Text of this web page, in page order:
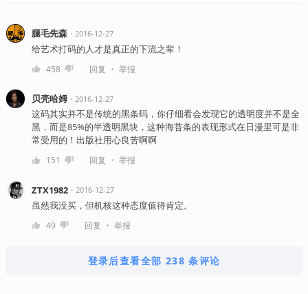
腿毛先森・ 2016-12-27
给艺术打码的人才是真正的下流之辈！
458 回复 ・ 举报
贝壳哈姆・ 2016-12-27
这码其实并不是传统的黑条码，你仔细看会发现它的透明度并不是全
黑，而是85%的半透明黑块，这种海苔条的表现形式在日漫里可是非
常受用的！出版社用心良苦啊啊
151 回复 ・ 举报
ZTX1982・ 2016-12-27
虽然我没买，但机核这种态度值得肯定。
49 回复 ・ 举报
登录后查看全部 238 条评论